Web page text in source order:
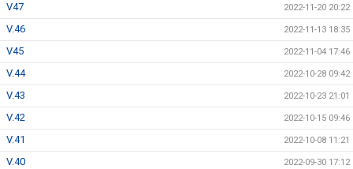
V47 2022-11-20 20:22
V.46 2022-11-13 18:35
V45 2022-11-04 17:46
V.44 2022-10-28 09:42
V.43 2022-10-23 21:01
V.42 2022-10-15 09:46
V.41 2022-10-08 11:21
V.40 2022-09-30 17:12